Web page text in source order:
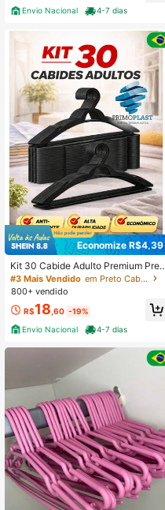
Envio Nacional
4-7 dias
Economize R$4,39
Kit 30 Cabide Adulto Premium Pret
o
#3 Mais Vendido
em Preto Cabide
800+ vendido
R$18,60 -19%
Envio Nacional
4-7 dias